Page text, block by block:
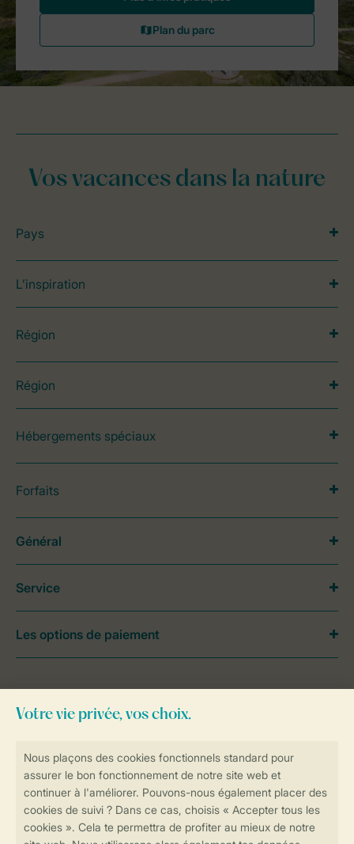
Réservations en ligne rapides et sécurisées
Vos vacances dans la nature
Pays
L’inspiration
Région
Région
Hébergements spéciaux
Forfaits
contactez notreContact Center.
Général
Service
Les options de paiement